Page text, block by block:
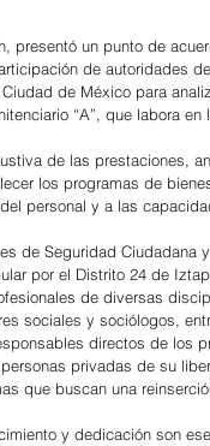
presentó un punto de
de autoridades
de México para
“A”, que labora
de las prestaciones,
los programas de
personal y a las
de Seguridad Ciudadana
por el Distrito 24 de
de diversas
sociales y sociólogos,
directos de los
privadas de su
que buscan una
y dedicación son